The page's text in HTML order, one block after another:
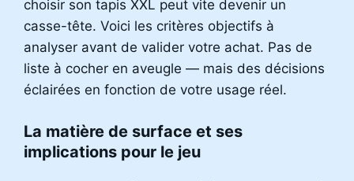
choisir son tapis XXL peut vite devenir un
casse-tête. Voici les critères objectifs à
analyser avant de valider votre achat. Pas de
liste à cocher en aveugle — mais des décisions
éclairées en fonction de votre usage réel.
La matière de surface et ses
implications pour le jeu